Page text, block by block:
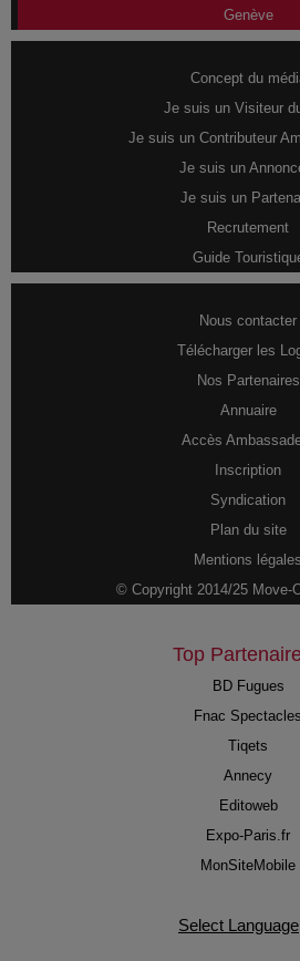
Genève
Concept du
Je suis un Visiteur
Je suis un Contributeur
Je suis un
Je suis un
Recrutement
Guide
Nous contacter
Télécharger les
Nos Partenaires
Annuaire
Accès
Inscription
Syndication
Plan du site
Mentions légales
© Copyright 2014/25 Move-
Top
BD Fugues
Fnac Spectacles
Tiqets
Annecy
Editoweb
Expo-Paris.fr
MonSiteMobile
Select Language